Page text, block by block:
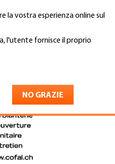
la vostra esperienza online sul
l'utente fornisce il proprio
NO GRAZIE